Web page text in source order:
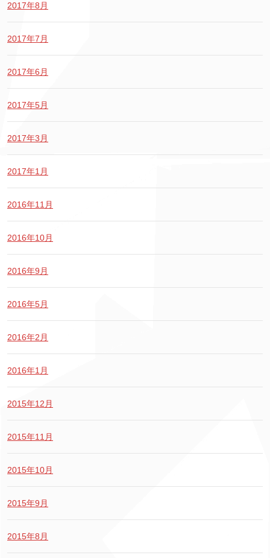
2017年8月
2017年7月
2017年6月
2017年5月
2017年3月
2017年1月
2016年11月
2016年10月
2016年9月
2016年5月
2016年2月
2016年1月
2015年12月
2015年11月
2015年10月
2015年9月
2015年8月